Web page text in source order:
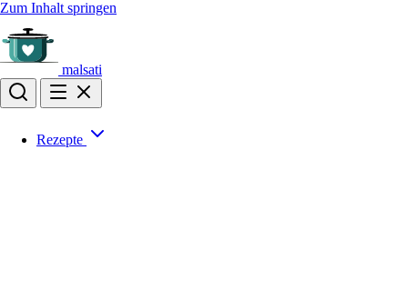
Zum Inhalt springen
malsati
Rezepte